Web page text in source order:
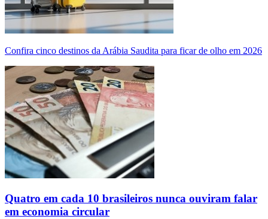
Confira cinco destinos da Arábia Saudita para ficar de olho em 2026
Quatro em cada 10 brasileiros nunca ouviram falar
em economia circular